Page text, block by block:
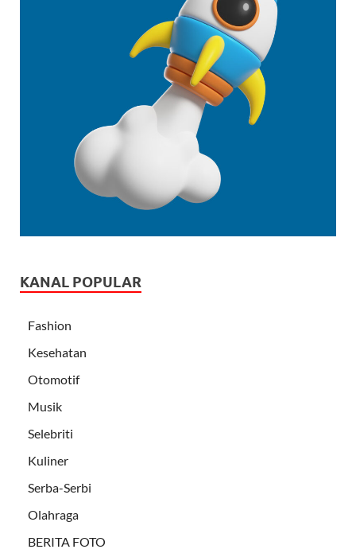
KANAL POPULAR
Fashion
Kesehatan
Otomotif
Musik
Selebriti
Kuliner
Serba-Serbi
Olahraga
BERITA FOTO